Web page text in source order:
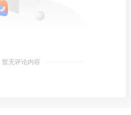
暂无评论内容